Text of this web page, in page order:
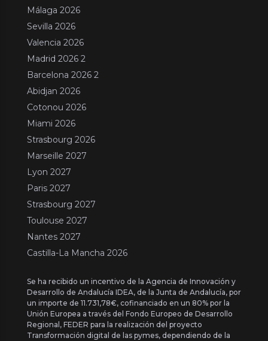
Málaga 2026
Sevilla 2026
Valencia 2026
Madrid 2026 2
Barcelona 2026 2
Abidjan 2026
Cotonou 2026
Miami 2026
Strasbourg 2026
Marseille 2027
Lyon 2027
Paris 2027
Strasbourg 2027
Toulouse 2027
Nantes 2027
Castilla-La Mancha 2026
Se ha recibido un incentivo de la Agencia de Innovación y
Desarrollo de Andalucía IDEA, de la Junta de Andalucía, por
un importe de 11.731,78€, cofinanciado en un 80% por la
Unión Europea a través del Fondo Europeo de Desarrollo
Regional, FEDER para la realización del proyecto
Transformación digital de las pymes, dependiendo de la